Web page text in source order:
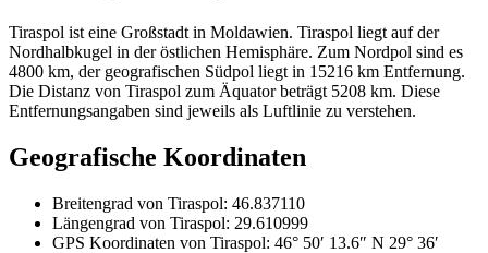
Tiraspol ist eine Großstadt in Moldawien. Tiraspol liegt auf der
Nordhalbkugel in der östlichen Hemisphäre. Zum Nordpol sind es
4800 km, der geografischen Südpol liegt in 15216 km Entfernung.
Die Distanz von Tiraspol zum Äquator beträgt 5208 km. Diese
Entfernungsangaben sind jeweils als Luftlinie zu verstehen.
Geografische Koordinaten
Breitengrad von Tiraspol: 46.837110
Längengrad von Tiraspol: 29.610999
GPS Koordinaten von Tiraspol: 46° 50′ 13.6″ N 29° 36′